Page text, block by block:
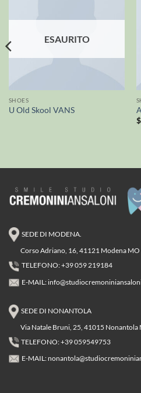
ESAURITO
SHOES
U Old Skool VANS
$
SEDE DI MODENA.
Corso Adriano, 16, 41121 Modena MO
TELEFONO: +39 059 219184
E-MAIL:
SEDE DI NONANTOLA
Via Natale Bruni, 25, 41015 Nonantola
TELEFONO: +39 059549753
E-MAIL: